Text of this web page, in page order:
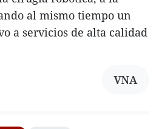
al mismo tiempo un
a servicios de alta calidad
VNA